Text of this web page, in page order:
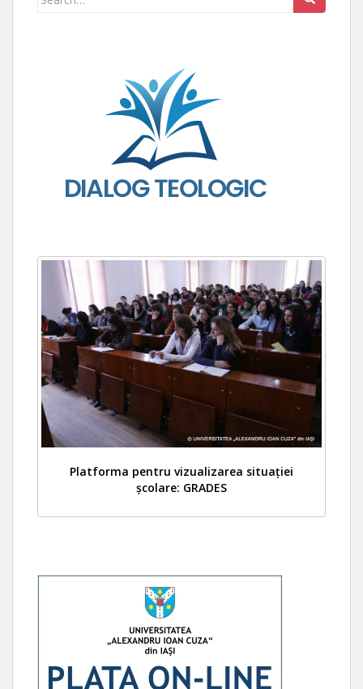
Platforma pentru vizualizarea situației
școlare: GRADES